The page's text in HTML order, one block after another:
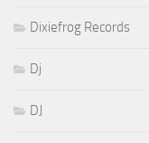
Dixiefrog Records
Dj
DJ